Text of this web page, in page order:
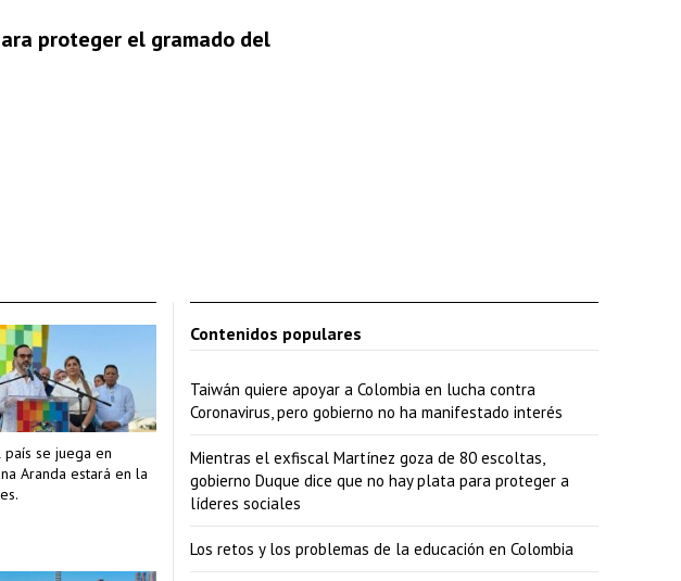
proteger el gramado del
se juega en
Aranda estará en la
Contenidos populares
Taiwán quiere apoyar a Colombia en lucha contra
Coronavirus, pero gobierno no ha manifestado interés
Mientras el exfiscal Martínez goza de 80 escoltas,
gobierno Duque dice que no hay plata para proteger a
líderes sociales
Los retos y los problemas de la educación en Colombia